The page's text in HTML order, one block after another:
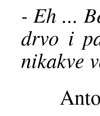
- Eh ...
drvo i
nikakve